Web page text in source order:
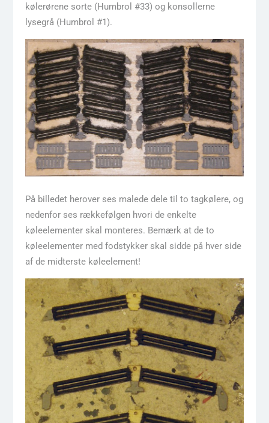
kølerørene sorte (Humbrol #33) og konsollerne
lysegrå (Humbrol #1).
På billedet herover ses malede dele til to tagkølere, og
nedenfor ses rækkefølgen hvori de enkelte
køleelementer skal monteres. Bemærk at de to
køleelementer med fodstykker skal sidde på hver side
af de midterste køleelement!